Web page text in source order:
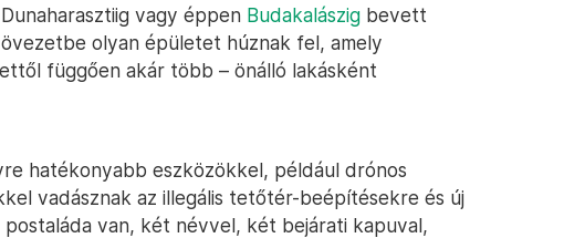
vagy éppen Budakalászig bevett
olyan épületet húznak fel, amely
függően akár több – önálló lakásként
hatékonyabb eszközökkel, például drónos
vadásznak az illegális tetőtér-beépítésekre és új
van, két névvel, két bejárati kapuval,